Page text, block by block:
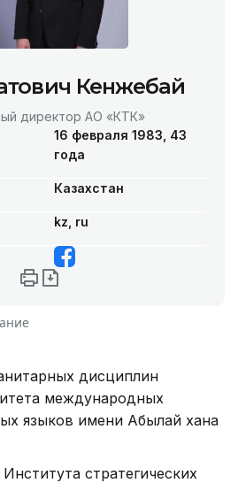
Кенжебай
директор АО «КТК»
16 февраля 1983, 43
года
Казахстан
kz, ru
дисциплин
международных
языков имени Абылай хана
стратегических